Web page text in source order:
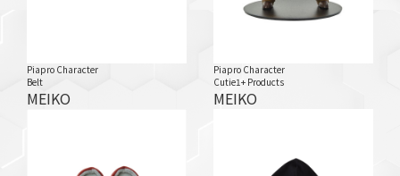
Piapro Character
Belt
MEIKO
Piapro Character
Cutie1+ Products
MEIKO